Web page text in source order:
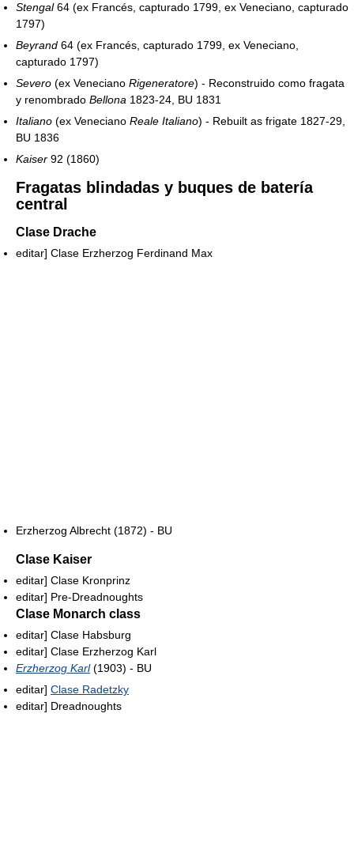
Stengal64 (ex Francés, capturado 1799, ex Veneciano, capturado
1797)
Beyrand 64 (ex Francés, capturado 1799, ex Veneciano,
capturado 1797)
Severo (ex Veneciano Rigeneratore) - Reconstruido como fragata
y renombrado Bellona 1823-24, BU 1831
Italiano (ex Veneciano Reale Italiano) - Rebuilt as frigate 1827-29,
BU 1836
Kaiser 92 (1860)
Fragatas blindadas y buques de batería
central
Clase Drache
editar] Clase Erzherzog Ferdinand Max
Erzherzog Albrecht (1872) - BU
Clase Kaiser
editar] Clase Kronprinz
editar] Pre-Dreadnoughts
Clase Monarch class
editar] Clase Habsburg
editar] Clase Erzherzog Karl
Erzherzog Karl(1903) - BU
editar] Clase Radetzky
editar] Dreadnoughts